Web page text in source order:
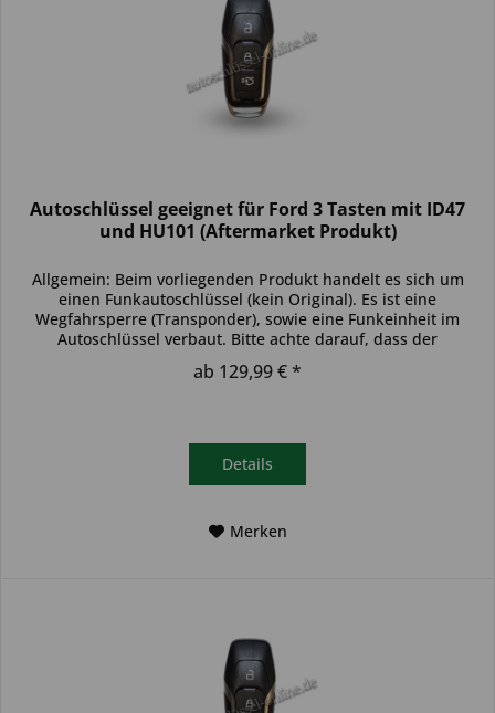
Autoschlüssel geeignet für Ford 3 Tasten mit ID47
und HU101 (Aftermarket Produkt)
Allgemein: Beim vorliegenden Produkt handelt es sich um
einen Funkautoschlüssel (kein Original). Es ist eine
Wegfahrsperre (Transponder), sowie eine Funkeinheit im
Autoschlüssel verbaut. Bitte achte darauf, dass der
Autoschlüssel deinem...
ab 129,99 € *
Details
Merken